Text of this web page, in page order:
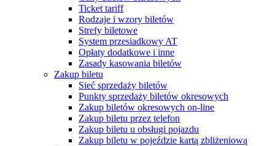
Ticket tariff
Rodzaje i wzory biletów
Strefy biletowe
System przesiadkowy AT
Opłaty dodatkowe i inne
Zasady kasowania biletów
Zakup biletu
Sieć sprzedaży biletów
Punkty sprzedaży biletów okresowych
Zakup biletów okresowych on-line
Zakup biletu przez telefon
Zakup biletu u obsługi pojazdu
Zakup biletu w pojeździe kartą zbliżeniową